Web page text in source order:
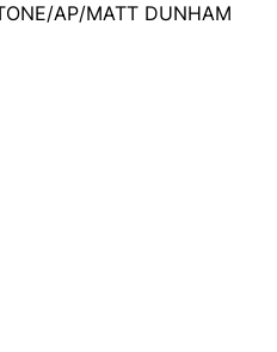
AP/MATT DUNHAM